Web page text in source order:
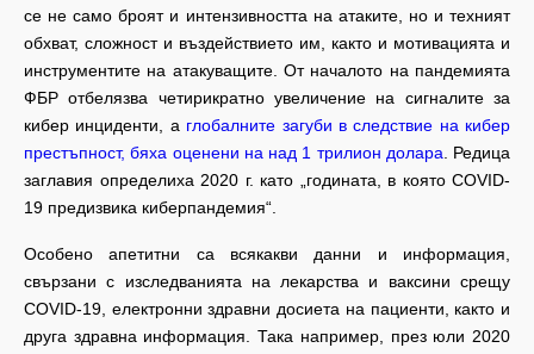
се не само броят и интензивността на атаките, но и техният
обхват, сложност и въздействието им, както и мотивацията и
инструментите на атакуващите. От началото на пандемията
ФБР отбелязва четирикратно увеличение на сигналите за
кибер инциденти, а глобалните загуби в следствие на кибер
престъпност, бяха оценени на над 1 трилион долара. Редица
заглавия определиха 2020 г. като „годината, в която COVID-
19 предизвика киберпандемия“.
Особено апетитни са всякакви данни и информация,
свързани с изследванията на лекарства и ваксини срещу
COVID-19, електронни здравни досиета на пациенти, както и
друга здравна информация. Така например, през юли 2020